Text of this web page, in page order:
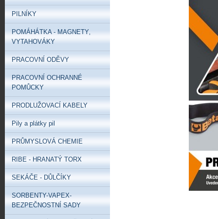
PILNÍKY
POMÁHÁTKA - MAGNETY‚
VYTAHOVÁKY
PRACOVNÍ ODĚVY
PRACOVNÍ OCHRANNÉ
POMŮCKY
PRODLUŽOVACÍ KABELY
Pily a plátky pil
PRŮMYSLOVÁ CHEMIE
RIBE - HRANATÝ TORX
SEKÁČE - DŮLČÍKY
SORBENTY-VAPEX-
BEZPEČNOSTNÍ SADY